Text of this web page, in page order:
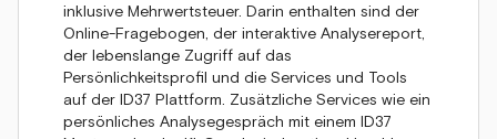
inklusive Mehrwertsteuer. Darin enthalten sind der
Online-Fragebogen, der interaktive Analysereport,
der lebenslange Zugriff auf das
Persönlichkeitsprofil und die Services und Tools
auf der ID37 Plattform. Zusätzliche Services wie ein
persönliches Analysegespräch mit einem ID37